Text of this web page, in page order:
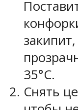
35°С.
Снять